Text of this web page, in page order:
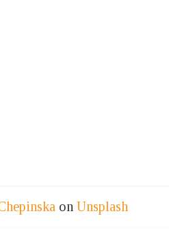
on Unsplash